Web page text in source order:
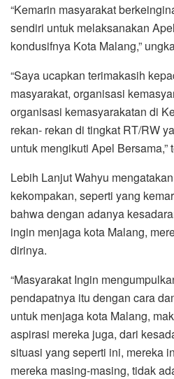
“Kemarin masyarakat
sendiri untuk melaksanakan
kondusifnya Kota Malang,”
“Saya ucapkan terimakasih
masyarakat, organisasi
organisasi kemasyarakatan di
rekan- rekan di tingkat RT/RW
untuk mengikuti Apel Bersama,”
Lebih Lanjut Wahyu
kekompakan, seperti yang
bahwa dengan adanya
ingin menjaga kota Malang,
dirinya.
“Masyarakat Ingin
pendapatnya itu dengan cara
untuk menjaga kota Malang,
aspirasi mereka juga, dari
situasi yang seperti ini, mereka
mereka masing-masing, tidak